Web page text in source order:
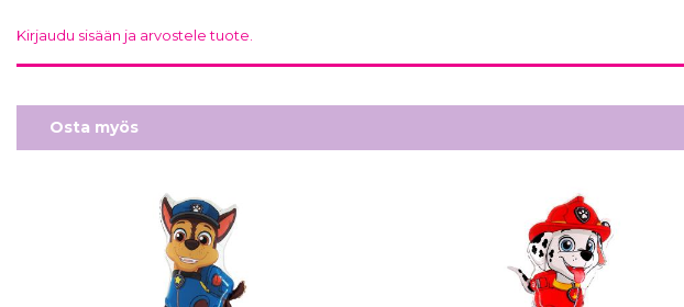
Kirjaudu sisään ja arvostele tuote.
Osta myös